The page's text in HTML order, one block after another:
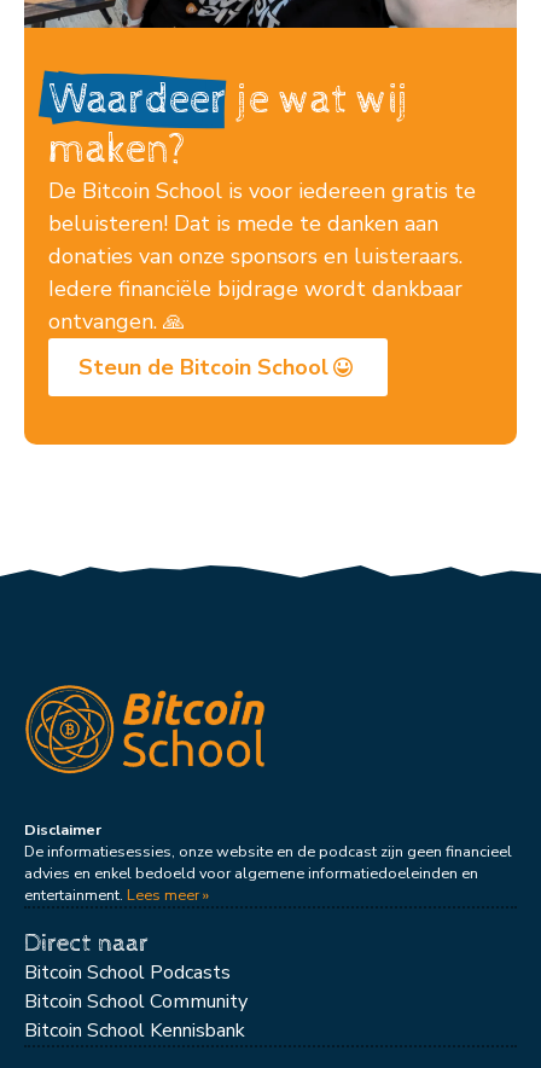
Waardeer je wat wij
maken?
De Bitcoin School is voor iedereen gratis te
beluisteren! Dat is mede te danken aan
donaties van onze sponsors en luisteraars.
Iedere financiële bijdrage wordt dankbaar
ontvangen. 🙏
Steun de Bitcoin School
Disclaimer
De informatiesessies, onze website en de podcast zijn geen financieel
advies en enkel bedoeld voor algemene informatiedoeleinden en
entertainment. Lees meer »
Direct naar
Bitcoin School Podcasts
Bitcoin School Community
Bitcoin School Kennisbank